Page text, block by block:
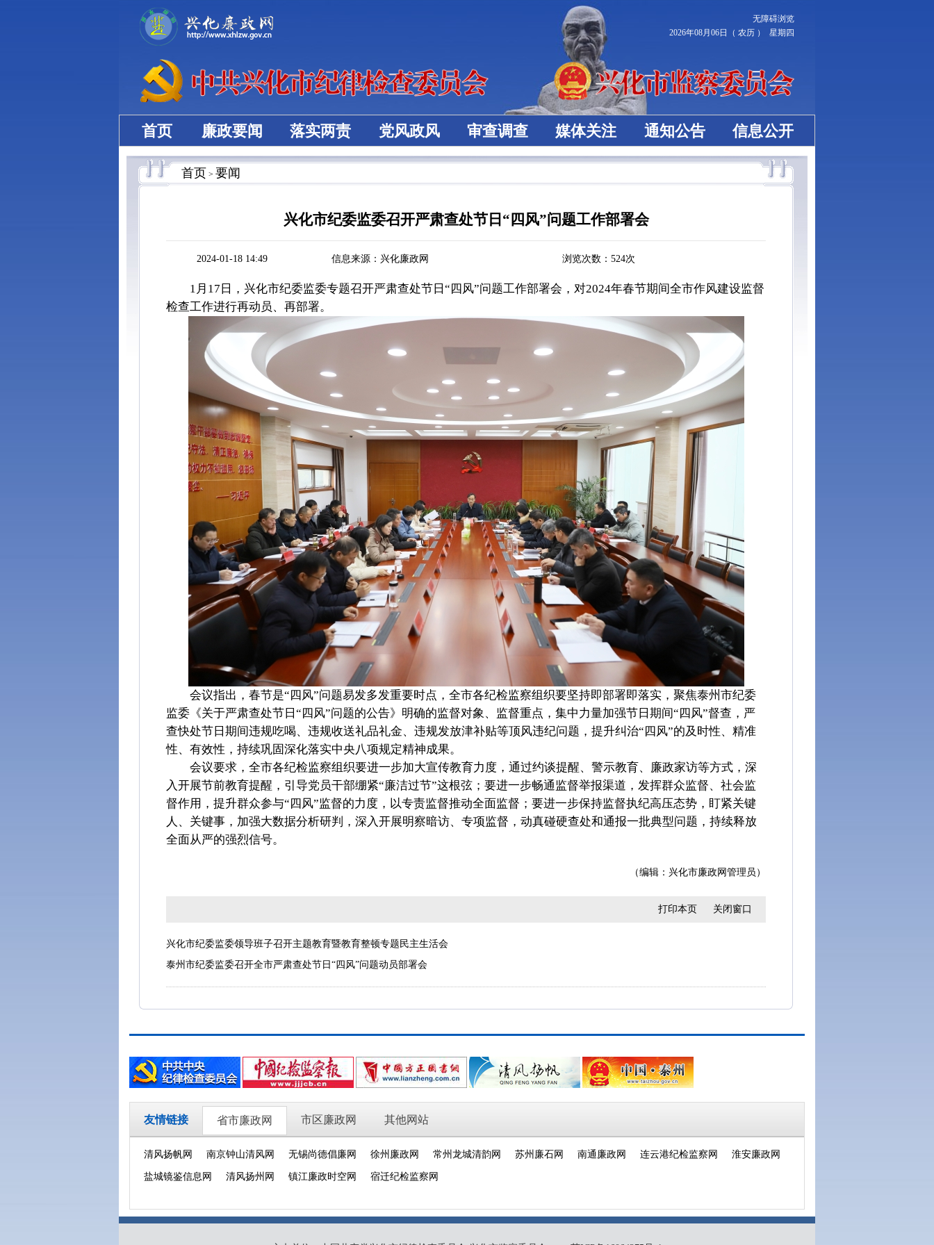
无障碍浏览
2026年08月06日（ 农历 ） 星期四
首页 廉政要闻 落实两责 党风政风 审查调查 媒体关注 通知公告 信息公开
首页 > 要闻
兴化市纪委监委召开严肃查处节日“四风”问题工作部署会
2024-01-18 14:49 信息来源：兴化廉政网 浏览次数： 524次
1月17日，兴化市纪委监委专题召开严肃查处节日“四风”问题工作部署会，对2024年春节期间全市作风建设监督
检查工作进行再动员、再部署。
会议指出，春节是“四风”问题易发多发重要时点，全市各纪检监察组织要坚持即部署即落实，聚焦泰州市纪委
监委《关于严肃查处节日“四风”问题的公告》明确的监督对象、监督重点，集中力量加强节日期间“四风”督查，严
查快处节日期间违规吃喝、违规收送礼品礼金、违规发放津补贴等顶风违纪问题，提升纠治“四风”的及时性、精准
性、有效性，持续巩固深化落实中央八项规定精神成果。
会议要求，全市各纪检监察组织要进一步加大宣传教育力度，通过约谈提醒、警示教育、廉政家访等方式，深
入开展节前教育提醒，引导党员干部绷紧“廉洁过节”这根弦；要进一步畅通监督举报渠道，发挥群众监督、社会监
督作用，提升群众参与“四风”监督的力度，以专责监督推动全面监督；要进一步保持监督执纪高压态势，盯紧关键
人、关键事，加强大数据分析研判，深入开展明察暗访、专项监督，动真碰硬查处和通报一批典型问题，持续释放
全面从严的强烈信号。
（编辑：兴化市廉政网管理员）
打印本页 关闭窗口
兴化市纪委监委领导班子召开主题教育暨教育整顿专题民主生活会
泰州市纪委监委召开全市严肃查处节日“四风”问题动员部署会
友情链接 省市廉政网 市区廉政网 其他网站
清风扬帆网 南京钟山清风网 无锡尚德倡廉网 徐州廉政网 常州龙城清韵网 苏州廉石网 南通廉政网 连云港纪检监察网 淮安廉政网
盐城镜鉴信息网 清风扬州网 镇江廉政时空网 宿迁纪检监察网